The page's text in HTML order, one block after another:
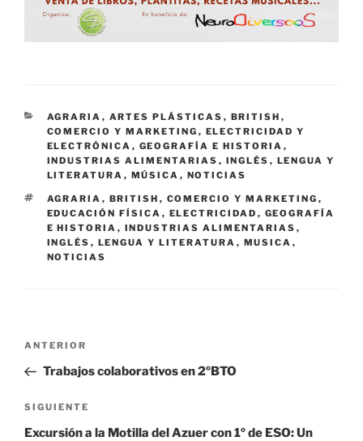
CATEGORÍAS
AGRARIA , ARTES PLÁSTICAS , BRITISH ,
COMERCIO Y MARKETING , ELECTRICIDAD Y
ELECTRÓNICA , GEOGRAFÍA E HISTORIA ,
INDUSTRIAS ALIMENTARIAS , INGLÉS , LENGUA Y
LITERATURA , MÚSICA , NOTICIAS
ETIQUETAS
AGRARIA , BRITISH , COMERCIO Y MARKETING ,
EDUCACIÓN FÍSICA , ELECTRICIDAD , GEOGRAFÍA
E HISTORIA , INDUSTRIAS ALIMENTARIAS ,
INGLÉS , LENGUA Y LITERATURA , MUSICA ,
NOTICIAS
Navegación
entradas
Entrada
anterior:
ANTERIOR
Trabajos colaborativos en 2ºBTO
Siguiente
entrada
SIGUIENTE
Excursión a la Motilla del Azuer con 1º de ESO: Un